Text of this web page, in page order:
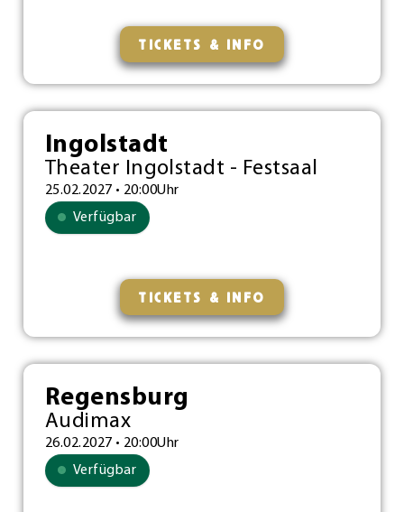
TICKETS & INFO
Ingolstadt
Theater Ingolstadt - Festsaal
25.02.2027 • 20:00Uhr
Verfügbar
TICKETS & INFO
Regensburg
Audimax
26.02.2027 • 20:00Uhr
Verfügbar